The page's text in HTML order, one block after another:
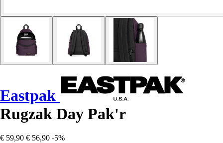
Eastpak
Rugzak Day Pak'r
€ 59,90 € 56,90 -5%